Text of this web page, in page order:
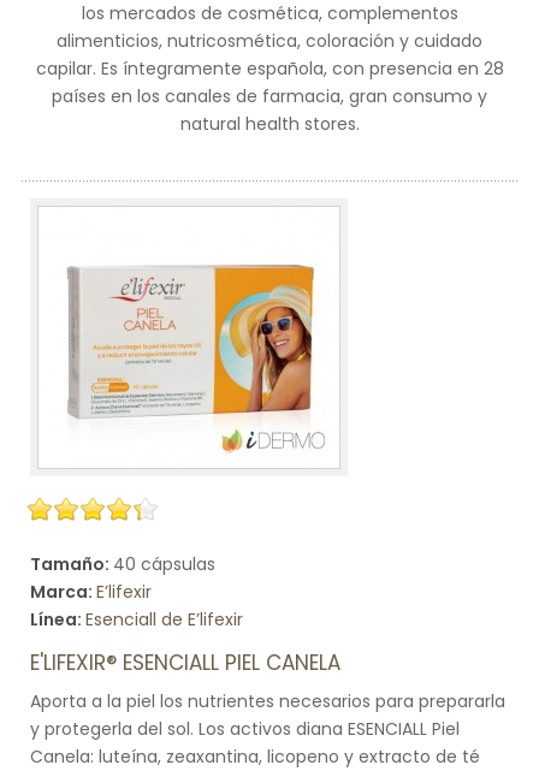
los mercados de cosmética, complementos
alimenticios, nutricosmética, coloración y cuidado
capilar. Es íntegramente española, con presencia en 28
países en los canales de farmacia, gran consumo y
natural health stores.
Tamaño: 40 cápsulas
Marca: E’lifexir
Línea: Esenciall de E’lifexir
E'LIFEXIR® ESENCIALL PIEL CANELA
Aporta a la piel los nutrientes necesarios para prepararla
y protegerla del sol. Los activos diana ESENCIALL Piel
Canela: luteína, zeaxantina, licopeno y extracto de té